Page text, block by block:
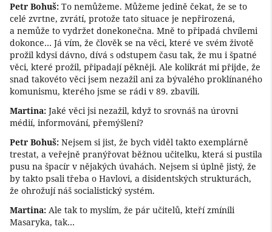
Petr Bohuš: To nemůžeme. Můžeme jedině čekat, že se to
celé zvrtne, zvrátí, protože tato situace je nepřirozená,
a nemůže to vydržet donekonečna. Mně to připadá chvílemi
dokonce… Já vím, že člověk se na věci, které ve svém životě
prožil kdysi dávno, dívá s odstupem času tak, že mu i špatné
věci, které prožil, připadají pěkněji. Ale kolikrát mi přijde, že
snad takovéto věci jsem nezažil ani za bývalého proklínaného
komunismu, kterého jsme se rádi v 89. zbavili.
Martina: Jaké věci jsi nezažil, když to srovnáš na úrovni
médií, informování, přemýšlení?
Petr Bohuš: Nejsem si jist, že bych viděl takto exemplárně
trestat, a veřejně pranýřovat běžnou učitelku, která si pustila
pusu na špacír v nějakých úvahách. Nejsem si úplně jistý, že
by takto psali třeba o Havlovi, a disidentských strukturách,
že ohrožují náš socialistický systém.
Martina: Ale tak to myslím, že pár učitelů, kteří zmínili
Masaryka, tak…